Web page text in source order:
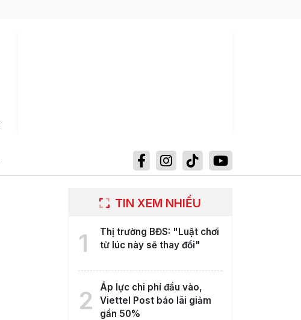
TIN XEM NHIỀU
1
Thị trường BĐS: "Luật chơi
từ lúc này sẽ thay đổi"
2
Áp lực chi phí đầu vào,
Viettel Post báo lãi giảm
gần 50%